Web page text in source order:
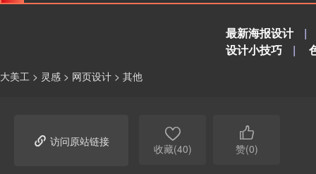
最新海报设计
|
设计小技巧
|
大美工 > 灵感 > 网页设计 > 其他
 访问原站链接 
收藏(40)

赞(0)